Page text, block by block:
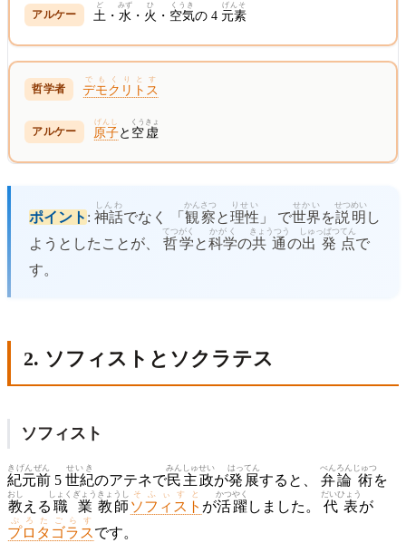
土
ど
・水
みず
・ 火
ひ
・ 空気
くうき
の 4 元素
げんそ
デモクリトス
でもくりとす
原子
げんし
と 空虚
くうきょ
ポイント : 神話
しんわ
でなく 「 観察
かんさつ
と理性
りせい
」 で世界
せかい
を説明
せつめい
し
ようとしたことが、 哲学
てつがく
と科学
かがく
の共通
きょうつう
の出発
しゅっぱつ
点
てん
で
す。
2. ソフィストとソクラテス
ソフィスト
紀元前
きげんぜん
5 世紀
せいき
のアテネで民主
みんしゅ
政
せい
が発展
はってん
すると、 弁論
べんろん
術
じゅつ
を
教
おし
える 職業
しょくぎょう
教師
きょうし
ソフィスト
そふぃすと
が活躍
かつやく
しました。 代表
だいひょう
が
プロタゴラス
ぷろたごらす
です。